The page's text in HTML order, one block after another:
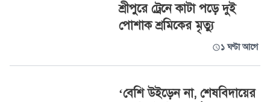
শ্রীপুরে ট্রেনে কাটা পড়ে দুই
পোশাক শ্রমিকের মৃত্যু
১ ঘণ্টা আগে
‘বেশি উইড়েন না, শেষবিদায়ের